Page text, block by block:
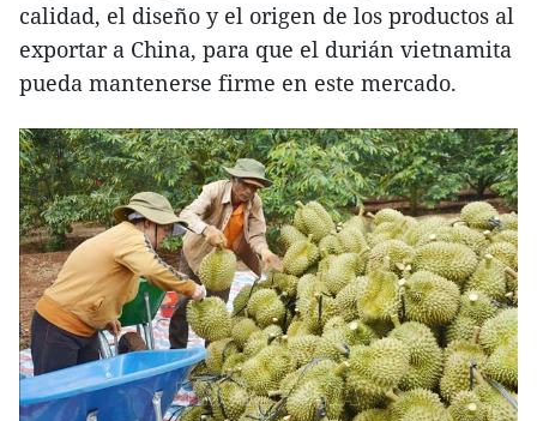
calidad, el diseño y el origen de los productos al
exportar a China, para que el durián vietnamita
pueda mantenerse firme en este mercado.